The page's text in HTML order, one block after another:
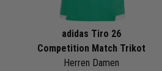
adidas Tiro 26
Competition Match Trikot
Herren Damen